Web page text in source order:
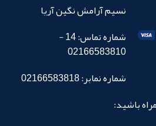
نسیم آرامش نگین آریا
شماره تماس: 14 -
02166583810
شماره نمابر: 02166583818
باشید: